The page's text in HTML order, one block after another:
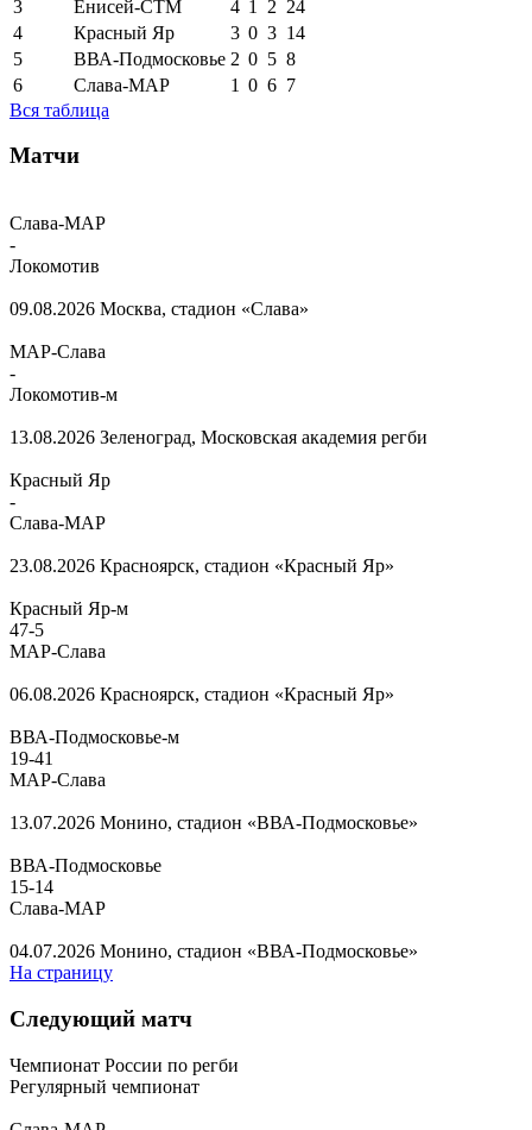
3
Енисей-СТМ 4 1 2 24
4
Красный Яр 3 0 3 14
5
ВВА-Подмосковье 2 0 5 8
6
Слава-МАР 1 0 6 7
Вся таблица
Матчи
Слава-МАР
-
Локомотив
09.08.2026 Москва, стадион «Слава»
МАР-Слава
-
Локомотив-м
13.08.2026 Зеленоград, Московская академия регби
Красный Яр
-
Слава-МАР
23.08.2026 Красноярск, стадион «Красный Яр»
Красный Яр-м
47-5
МАР-Слава
06.08.2026 Красноярск, стадион «Красный Яр»
ВВА-Подмосковье-м
19-41
МАР-Слава
13.07.2026 Монино, стадион «ВВА-Подмосковье»
ВВА-Подмосковье
15-14
Слава-МАР
04.07.2026 Монино, стадион «ВВА-Подмосковье»
На страницу
Следующий матч
Чемпионат России по регби
Регулярный чемпионат